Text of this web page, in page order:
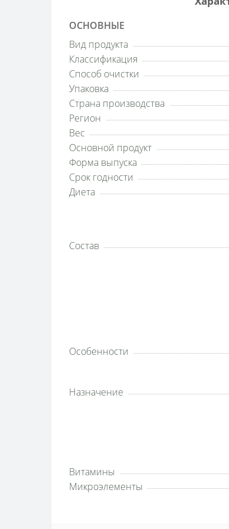
ОСНОВНЫЕ
Вид продукта
Классификация
Способ очистки
Упаковка
Страна производства
Регион
Вес
Основной продукт
Форма выпуска
Срок годности
Диета
Состав
Особенности
Назначение
Витамины
Микроэлементы